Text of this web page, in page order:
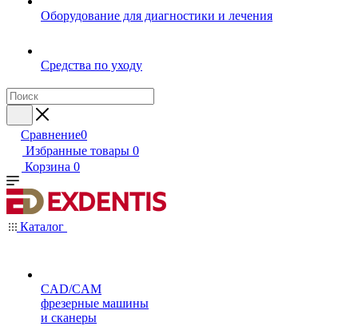
Оборудование для диагностики и лечения
Средства по уходу
Сравнение0
Избранные товары 0
Корзина 0
Каталог
CAD/CAM
фрезерные машины
и сканеры